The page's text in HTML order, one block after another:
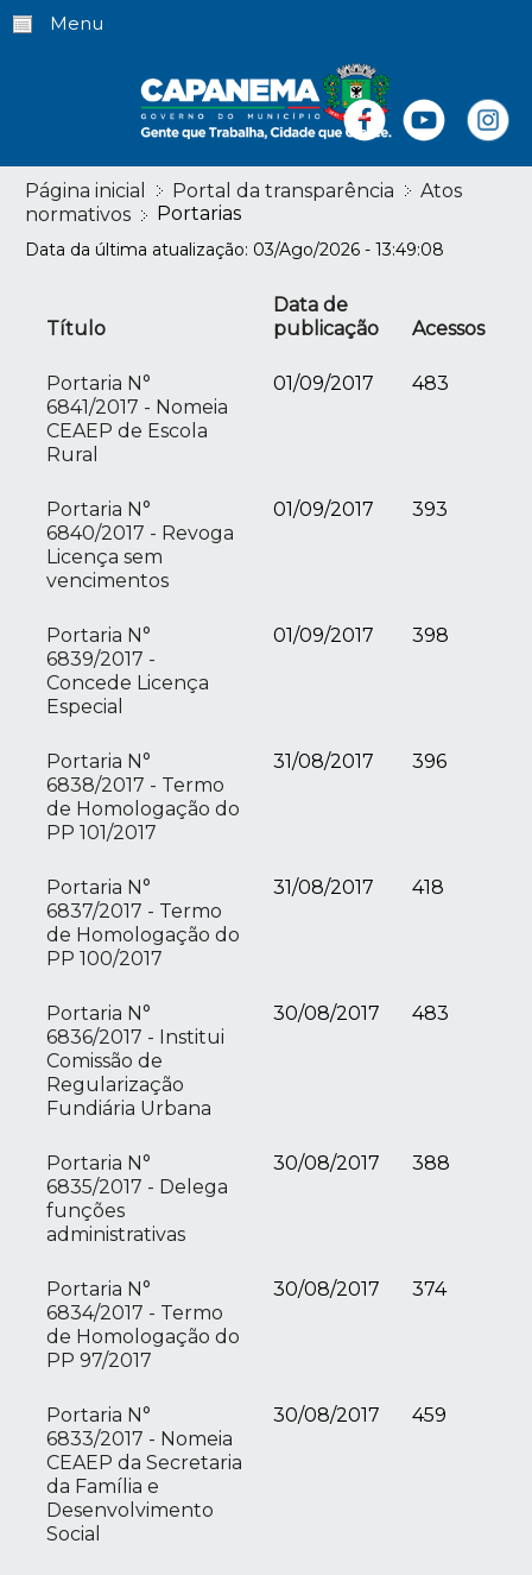
Menu
Página inicial Portal da transparência
Atos
normativos
Portarias
Data da última atualização: 03/Ago/2026 - 13:49:08
Título
Data de
publicação
Acessos
Portaria N°
6841/2017 - Nomeia
CEAEP de Escola
Rural
01/09/2017 483
Portaria N°
6840/2017 - Revoga
Licença sem
vencimentos
01/09/2017 393
Portaria N°
6839/2017 -
Concede Licença
Especial
01/09/2017 398
Portaria N°
6838/2017 - Termo
de Homologação do
PP 101/2017
31/08/2017 396
Portaria N°
6837/2017 - Termo
de Homologação do
PP 100/2017
31/08/2017 418
Portaria N°
6836/2017 - Institui
Comissão de
Regularização
Fundiária Urbana
30/08/2017 483
Portaria N°
6835/2017 - Delega
funções
administrativas
30/08/2017 388
Portaria N°
6834/2017 - Termo
de Homologação do
PP 97/2017
30/08/2017 374
Portaria N°
6833/2017 - Nomeia
CEAEP da Secretaria
da Família e
Desenvolvimento
Social
30/08/2017 459